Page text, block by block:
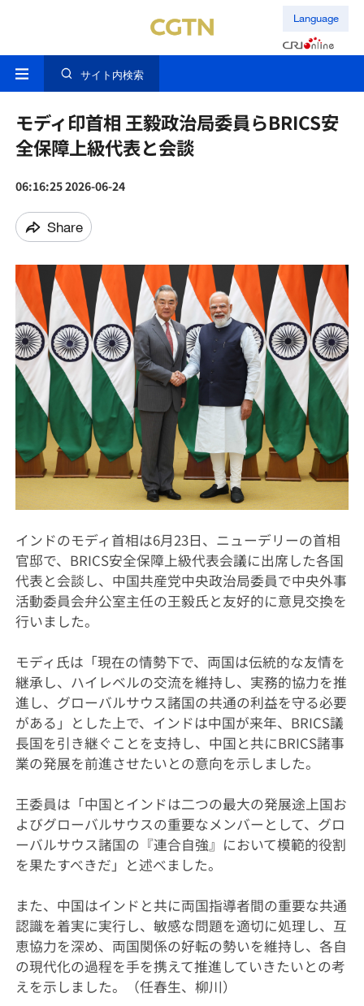
Language
サイト内検索
モディ印首相 王毅政治局委員らBRICS安
全保障上級代表と会談
06:16:25 2026-06-24
Share
インドのモディ首相は6月23日、ニューデリーの首相
官邸で、BRICS安全保障上級代表会議に出席した各国
代表と会談し、中国共産党中央政治局委員で中央外事
活動委員会弁公室主任の王毅氏と友好的に意見交換を
行いました。
モディ氏は「現在の情勢下で、両国は伝統的な友情を
継承し、ハイレベルの交流を維持し、実務的協力を推
進し、グローバルサウス諸国の共通の利益を守る必要
がある」とした上で、インドは中国が来年、BRICS議
長国を引き継ぐことを支持し、中国と共にBRICS諸事
業の発展を前進させたいとの意向を示しました。
王委員は「中国とインドは二つの最大の発展途上国お
よびグローバルサウスの重要なメンバーとして、グロ
ーバルサウス諸国の『連合自強』において模範的役割
を果たすべきだ」と述べました。
また、中国はインドと共に両国指導者間の重要な共通
認識を着実に実行し、敏感な問題を適切に処理し、互
恵協力を深め、両国関係の好転の勢いを維持し、各自
の現代化の過程を手を携えて推進していきたいとの考
えを示しました。（任春生、柳川）